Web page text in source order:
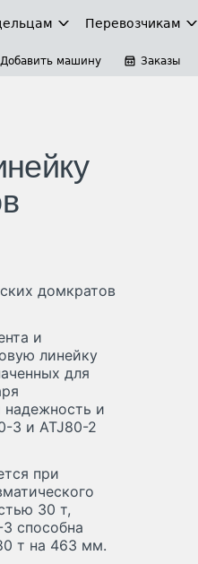
Перевозчикам
Добавить машину Заказы
домкратов
и
линейку
для
надежность и
3 и ATJ80-2
при
30 т,
способна
т на 463 мм.